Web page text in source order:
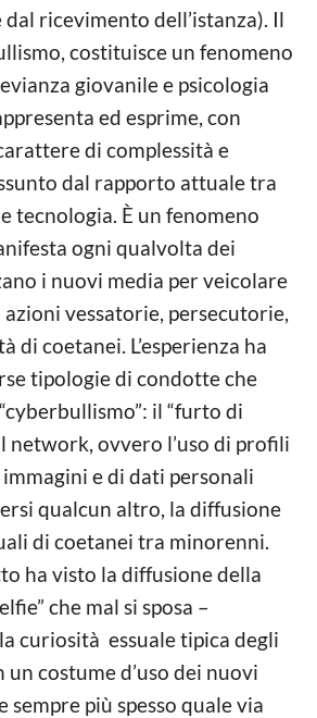
ricevimento dell’istanza). Il
costituisce un fenomeno
giovanile e psicologia
ed esprime, con
di complessità e
dal rapporto attuale tra
tecnologia. È un fenomeno
ogni qualvolta dei
i nuovi media per veicolare
vessatorie, persecutorie,
di coetanei. L’esperienza ha
tipologie di condotte che
il “furto di
network, ovvero l’uso di profili
e di dati personali
qualcun altro, la diffusione
di coetanei tra minorenni.
ha visto la diffusione della
che mal si sposa –
curiosità essuale tipica degli
un costume d’uso dei nuovi
sempre più spesso quale via